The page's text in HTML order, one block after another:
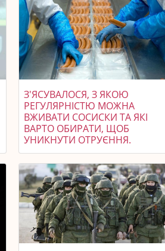
З'ЯСУВАЛОСЯ, З ЯКОЮ
РЕГУЛЯРНІСТЮ МОЖНА
ВЖИВАТИ СОСИСКИ ТА ЯКІ
ВАРТО ОБИРАТИ, ЩОБ
УНИКНУТИ ОТРУЄННЯ.